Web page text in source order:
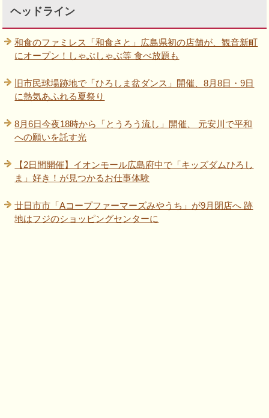
ヘッドライン
和食のファミレス「和食さと」広島県初の店舗が、観音新町
にオープン！しゃぶしゃぶ等 食べ放題も
旧市民球場跡地で「ひろしま盆ダンス」開催、8月8日・9日
に熱気あふれる夏祭り
8月6日今夜18時から「とうろう流し」開催、 元安川で平和
への願いを託す光
【2日間開催】イオンモール広島府中で「キッズダムひろし
ま」好き！が見つかるお仕事体験
廿日市市「Aコープファーマーズみやうち」が9月閉店へ 跡
地はフジのショッピングセンターに